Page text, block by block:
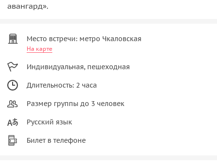
авангард».
Место встречи: метро Чкаловская
На карте
Индивидуальная, пешеходная
Длительность: 2 часа
Размер группы до 3 человек
Русский язык
Билет в телефоне